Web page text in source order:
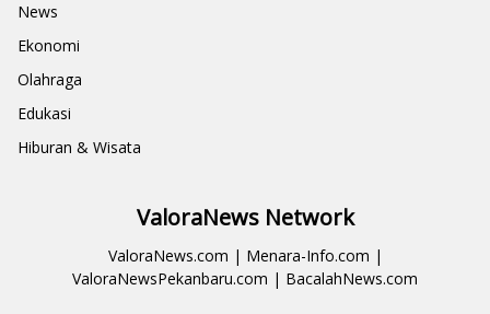
News
Ekonomi
Olahraga
Edukasi
Hiburan & Wisata
ValoraNews Network
ValoraNews.com | Menara-Info.com |
ValoraNewsPekanbaru.com | BacalahNews.com